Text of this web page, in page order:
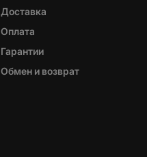
Доставка
Оплата
Гарантии
Обмен и возврат